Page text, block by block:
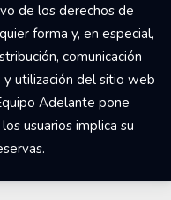
de los derechos de
forma y, en especial,
comunicación
y utilización del sitio web
Adelante pone
usuarios implica su